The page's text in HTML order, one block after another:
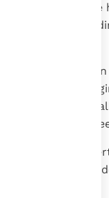
hebben om het te
drinken. Zulke
van Joab en
van de dertig. Hij
man te lijf, die
hij naam als
van de
werd, maar met